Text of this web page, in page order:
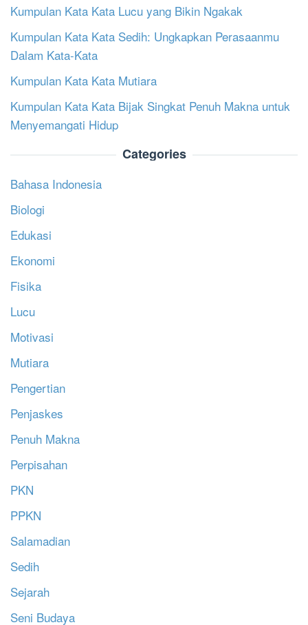
Kumpulan Kata Kata Lucu yang Bikin Ngakak
Kumpulan Kata Kata Sedih: Ungkapkan Perasaanmu
Dalam Kata-Kata
Kumpulan Kata Kata Mutiara
Kumpulan Kata Kata Bijak Singkat Penuh Makna untuk
Menyemangati Hidup
Categories
Bahasa Indonesia
Biologi
Edukasi
Ekonomi
Fisika
Lucu
Motivasi
Mutiara
Pengertian
Penjaskes
Penuh Makna
Perpisahan
PKN
PPKN
Salamadian
Sedih
Sejarah
Seni Budaya